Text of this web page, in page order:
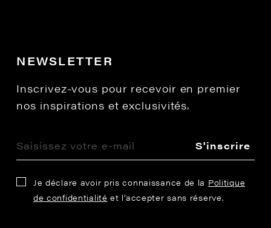
NEWSLETTER
Inscrivez-vous pour recevoir en premier
nos inspirations et exclusivités.
S'inscrire
Je déclare avoir pris connaissance de la Politique
de confidentialité et l’accepter sans réserve.